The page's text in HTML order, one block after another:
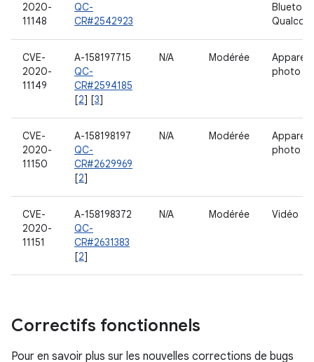
2020-
11148
QC-
CR#2542923
CVE-
2020-
11149
A-158197715
QC-
CR#2594185
[2] [3]
N/A Modérée
Appareil
photo
CVE-
2020-
11150
A-158198197
QC-
CR#2629969
[2]
N/A Modérée
Appareil
photo
CVE-
2020-
11151
A-158198372
QC-
CR#2631383
[2]
N/A Modérée Vidéo
Correctifs fonctionnels
Pour en savoir plus sur les nouvelles corrections de bugs